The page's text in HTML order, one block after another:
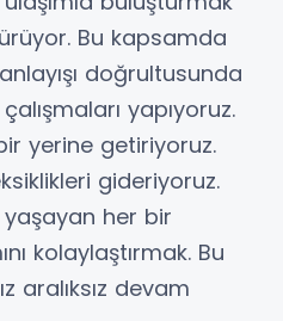
Bu kapsamda
doğrultusunda
yapıyoruz.
yerine getiriyoruz.
gideriyoruz.
yaşayan her bir
kolaylaştırmak. Bu
aralıksız devam